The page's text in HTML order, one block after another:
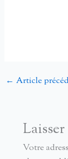
← Article
Votre